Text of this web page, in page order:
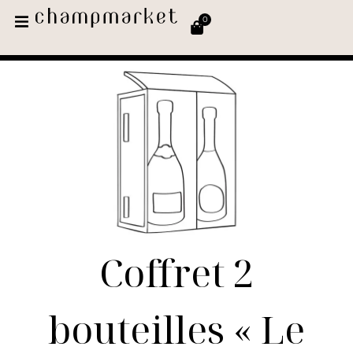
0
Coffret 2
bouteilles « Le